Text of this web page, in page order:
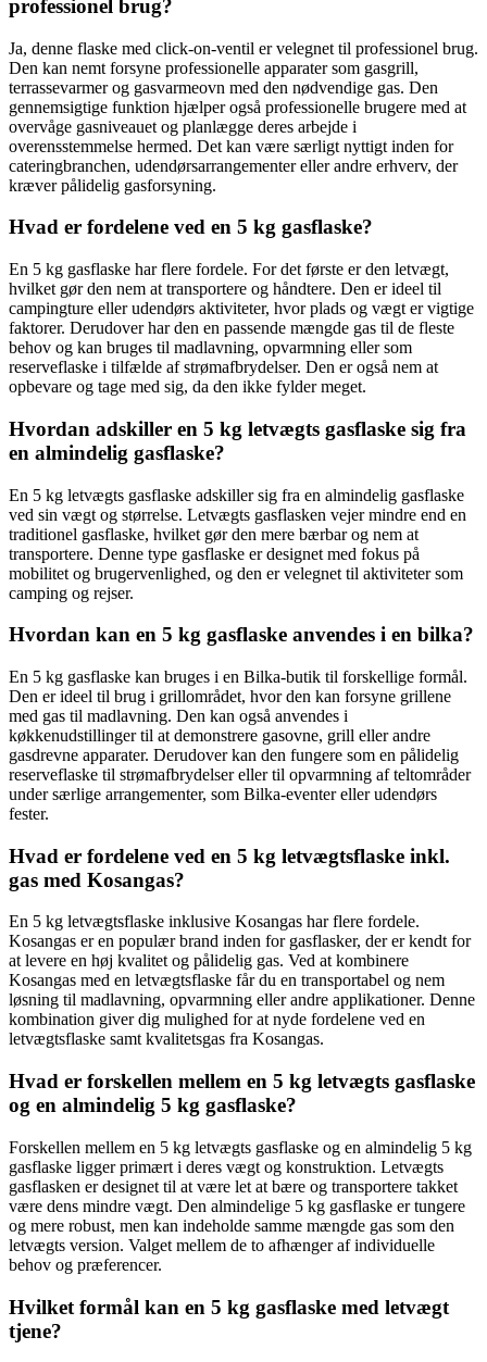
professionel brug?
Ja, denne flaske med click-on-ventil er velegnet til professionel brug.
Den kan nemt forsyne professionelle apparater som gasgrill,
terrassevarmer og gasvarmeovn med den nødvendige gas. Den
gennemsigtige funktion hjælper også professionelle brugere med at
overvåge gasniveauet og planlægge deres arbejde i
overensstemmelse hermed. Det kan være særligt nyttigt inden for
cateringbranchen, udendørsarrangementer eller andre erhverv, der
kræver pålidelig gasforsyning.
Hvad er fordelene ved en 5 kg gasflaske?
En 5 kg gasflaske har flere fordele. For det første er den letvægt,
hvilket gør den nem at transportere og håndtere. Den er ideel til
campingture eller udendørs aktiviteter, hvor plads og vægt er vigtige
faktorer. Derudover har den en passende mængde gas til de fleste
behov og kan bruges til madlavning, opvarmning eller som
reserveflaske i tilfælde af strømafbrydelser. Den er også nem at
opbevare og tage med sig, da den ikke fylder meget.
Hvordan adskiller en 5 kg letvægts gasflaske sig fra
en almindelig gasflaske?
En 5 kg letvægts gasflaske adskiller sig fra en almindelig gasflaske
ved sin vægt og størrelse. Letvægts gasflasken vejer mindre end en
traditionel gasflaske, hvilket gør den mere bærbar og nem at
transportere. Denne type gasflaske er designet med fokus på
mobilitet og brugervenlighed, og den er velegnet til aktiviteter som
camping og rejser.
Hvordan kan en 5 kg gasflaske anvendes i en bilka?
En 5 kg gasflaske kan bruges i en Bilka-butik til forskellige formål.
Den er ideel til brug i grillområdet, hvor den kan forsyne grillene
med gas til madlavning. Den kan også anvendes i
køkkenudstillinger til at demonstrere gasovne, grill eller andre
gasdrevne apparater. Derudover kan den fungere som en pålidelig
reserveflaske til strømafbrydelser eller til opvarmning af teltområder
under særlige arrangementer, som Bilka-eventer eller udendørs
fester.
Hvad er fordelene ved en 5 kg letvægtsflaske inkl.
gas med Kosangas?
En 5 kg letvægtsflaske inklusive Kosangas har flere fordele.
Kosangas er en populær brand inden for gasflasker, der er kendt for
at levere en høj kvalitet og pålidelig gas. Ved at kombinere
Kosangas med en letvægtsflaske får du en transportabel og nem
løsning til madlavning, opvarmning eller andre applikationer. Denne
kombination giver dig mulighed for at nyde fordelene ved en
letvægtsflaske samt kvalitetsgas fra Kosangas.
Hvad er forskellen mellem en 5 kg letvægts gasflaske
og en almindelig 5 kg gasflaske?
Forskellen mellem en 5 kg letvægts gasflaske og en almindelig 5 kg
gasflaske ligger primært i deres vægt og konstruktion. Letvægts
gasflasken er designet til at være let at bære og transportere takket
være dens mindre vægt. Den almindelige 5 kg gasflaske er tungere
og mere robust, men kan indeholde samme mængde gas som den
letvægts version. Valget mellem de to afhænger af individuelle
behov og præferencer.
Hvilket formål kan en 5 kg gasflaske med letvægt
tjene?